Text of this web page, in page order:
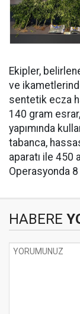
Ekipler,
ve
sentetik ecza
140 gram
yapımında
tabanca,
aparatı ile
Operasyonda 8
HABERE